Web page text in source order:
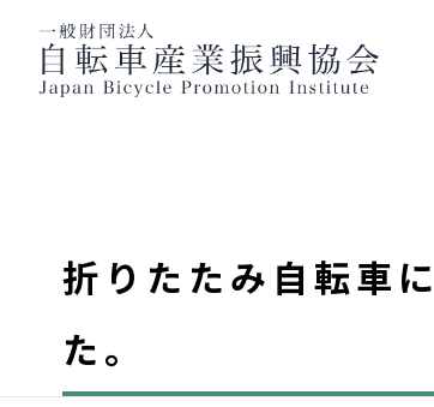
折りたたみ自転車
た。